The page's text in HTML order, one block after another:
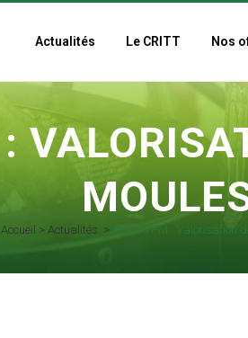
Actualités Le CRITT Nos
Accueil > Actualités > Projet VPM : Valorisation